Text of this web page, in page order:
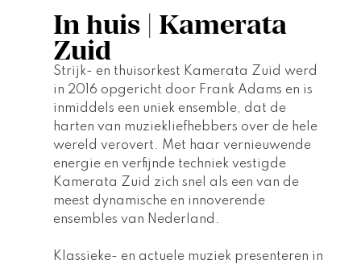
In huis | Kamerata
Zuid
Strijk- en thuisorkest Kamerata Zuid werd
in 2016 opgericht door Frank Adams en is
inmiddels een uniek ensemble, dat de
harten van muziekliefhebbers over de hele
wereld verovert. Met haar vernieuwende
energie en verfijnde techniek vestigde
Kamerata Zuid zich snel als een van de
meest dynamische en innoverende
ensembles van Nederland.
Klassieke- en actuele muziek presenteren in